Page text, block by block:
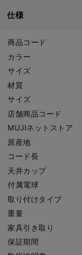
仕様
商品コード
カラー
サイズ
材質
サイズ
店舗商品コード
MUJIネットストア
原産地
コード長
天井カップ
付属電球
取り付けタイプ
重量
家具引き取り
保証期間